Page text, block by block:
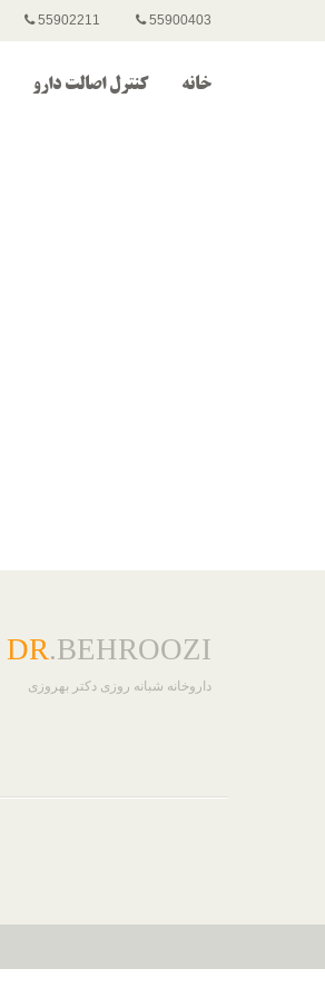
55900403
55902211
خانه کنترل اصالت دارو
DR.BEHROOZI
داروخانه شبانه روزی دکتر بهروزی